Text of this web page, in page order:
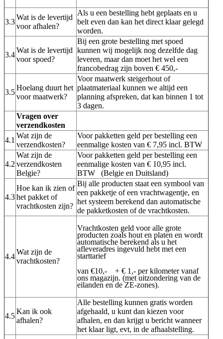
3.3
Wat is de levertijd
voor afhalen?
Als u een bestelling hebt geplaats en u
belt even dan kan het direct klaar gelegd
worden.
3.4
Wat is de levertijd
voor spoed?
Bij een grote bestelling met spoed
kunnen wij mogelijk nog dezelfde dag
leveren, maar dan moet het wel een
francobedrag zijn boven € 450,-
3.5
Hoelang duurt het
voor maatwerk?
Voor maatwerk steigerhout of
plaatmateriaal kunnen we altijd een
planning afspreken, dat kan binnen 1 tot
3 dagen.
Vragen over
verzendkosten
4.1
Wat zijn de
verzendkosten?
Voor pakketten geld per bestelling een
eenmalige kosten van € 7,95 incl. BTW
4.2
Wat zijn de
verzendkosten
Belgie?
Voor pakketten geld per bestelling een
eenmalige kosten van € 10,95 incl.
BTW (Belgie en Duitsland)
4.3
Hoe kan ik zien of
het pakket of
vrachtkosten zijn?
Bij alle producten staat een symbool van
een pakketje of een vrachtwagentje, en
het systeem berekend dan automatische
de pakketkosten of de vrachtkosten.
4.4
Wat zijn de
vrachtkosten?
Vrachtkosten geld voor alle grote
producten zoals hout en platen en wordt
automatische berekend als u het
afleveradres ingevuld hebt met een
starttarief
van €10,- + € 1,- per kilometer vanaf
ons magazijn. (met uitzondering van de
eilanden en de ZE-zones).
4.5
Kan ik ook
afhalen?
Alle bestelling kunnen gratis worden
afgehaald, u kunt dan kiezen voor
afhalen, en dan krijgt u bericht wanneer
het klaar ligt, evt, in de afhaalstelling.